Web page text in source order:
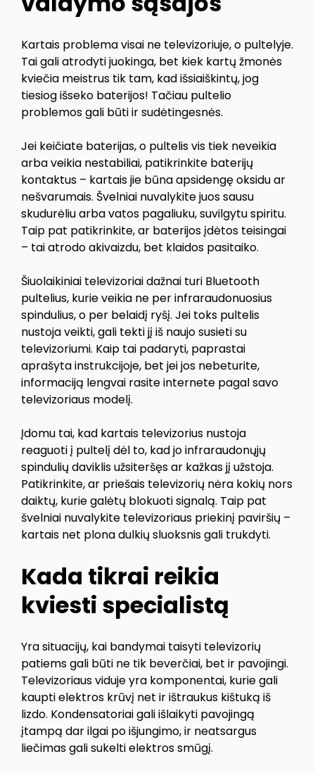
Kartais problema visai ne televizoriuje, o pultelyje.
Tai gali atrodyti juokinga, bet kiek kartų žmonės
kviečia meistrus tik tam, kad išsiaiškintų, jog
tiesiog išseko baterijos! Tačiau pultelio
problemos gali būti ir sudėtingesnės.
Jei keičiate baterijas, o pultelis vis tiek neveikia
arba veikia nestabiliai, patikrinkite baterijų
kontaktus – kartais jie būna apsidengę oksidu ar
nešvarumais. Švelniai nuvalykite juos sausu
skudurėliu arba vatos pagaliuku, suvilgytu spiritu.
Taip pat patikrinkite, ar baterijos įdėtos teisingai
– tai atrodo akivaizdu, bet klaidos pasitaiko.
Šiuolaikiniai televizoriai dažnai turi Bluetooth
pultelius, kurie veikia ne per infraraudonuosius
spindulius, o per belaidį ryšį. Jei toks pultelis
nustoja veikti, gali tekti jį iš naujo susieti su
televizoriumi. Kaip tai padaryti, paprastai
aprašyta instrukcijoje, bet jei jos nebeturite,
informaciją lengvai rasite internete pagal savo
televizoriaus modelį.
Įdomu tai, kad kartais televizorius nustoja
reaguoti į pultelį dėl to, kad jo infraraudonųjų
spindulių daviklis užsiteršęs ar kažkas jį užstoja.
Patikrinkite, ar priešais televizorių nėra kokių nors
daiktų, kurie galėtų blokuoti signalą. Taip pat
švelniai nuvalykite televizoriaus priekinį paviršių –
kartais net plona dulkių sluoksnis gali trukdyti.
Kada tikrai reikia
kviesti specialistą
Yra situacijų, kai bandymai taisyti televizorių
patiems gali būti ne tik beverčiai, bet ir pavojingi.
Televizoriaus viduje yra komponentai, kurie gali
kaupti elektros krūvį net ir ištraukus kištuką iš
lizdo. Kondensatoriai gali išlaikyti pavojingą
įtampą dar ilgai po išjungimo, ir neatsargus
liečimas gali sukelti elektros smūgį.